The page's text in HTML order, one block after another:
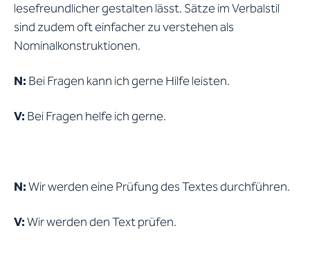
lesefreundlicher gestalten lässt. Sätze im Verbalstil
sind zudem oft einfacher zu verstehen als
Nominalkonstruktionen.
N: Bei Fragen kann ich gerne Hilfe leisten.
V: Bei Fragen helfe ich gerne.
N:Wir werden eine Prüfung des Textes durchführen.
V:Wir werden den Text prüfen.